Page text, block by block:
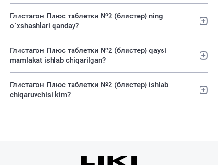
Глистагон Плюс таблетки №2 (блистер) ning
o`xshashlari qanday?
Глистагон Плюс таблетки №2 (блистер) qaysi
mamlakat ishlab chiqarilgan?
Глистагон Плюс таблетки №2 (блистер) ishlab
chiqaruvchisi kim?